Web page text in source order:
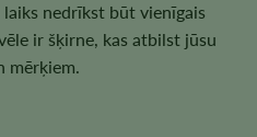
laiks nedrīkst būt vienīgais
ir šķirne, kas atbilst jūsu
mērķiem.